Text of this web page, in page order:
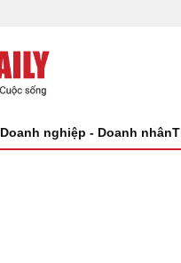
Doanh nghiệp - Doanh nhân